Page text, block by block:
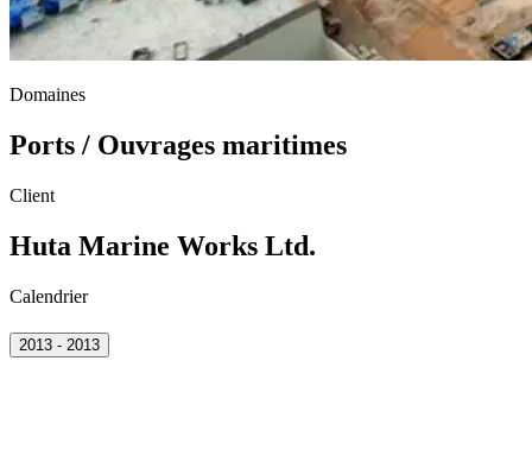
Domaines
Ports / Ouvrages maritimes
Client
Huta Marine Works Ltd.
Calendrier
2013 - 2013